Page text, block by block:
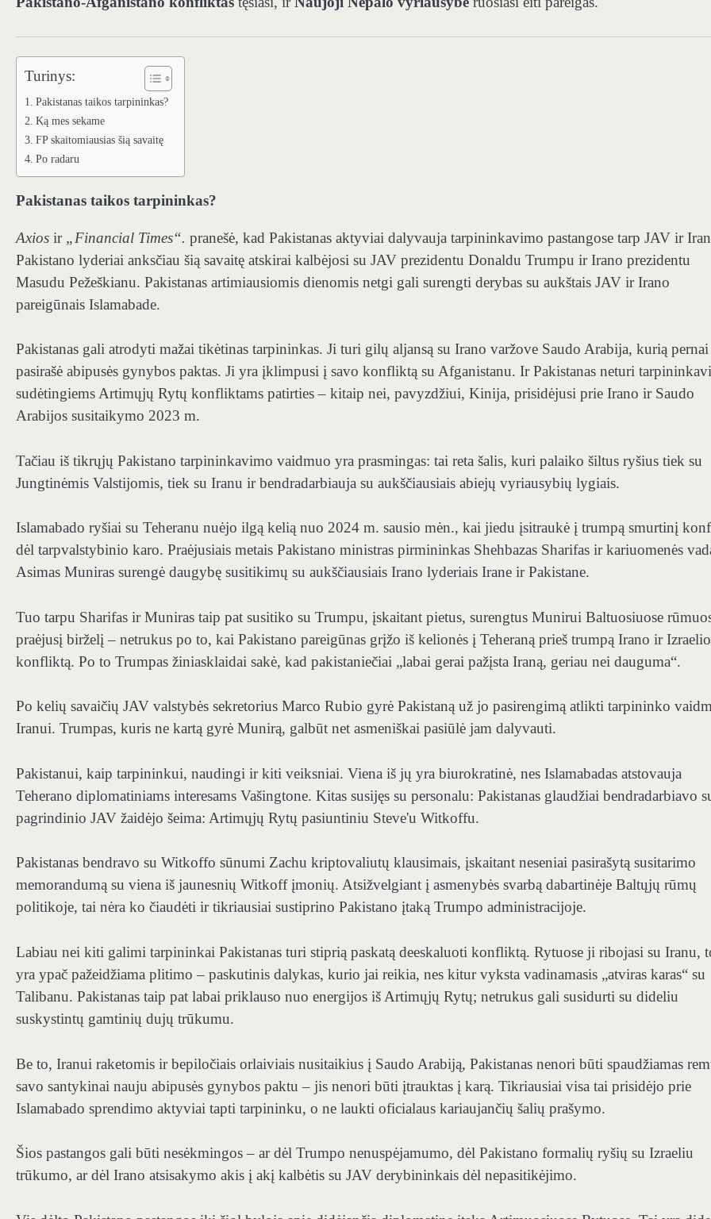
Turinys:
Pakistanas taikos tarpininkas?
Ką mes sekame
FP skaitomiausias šią savaitę
Po radaru
Pakistanas taikos tarpininkas?
Axios ir „Financial Times“. pranešė, kad Pakistanas aktyviai dalyvauja tarpininkavimo pastangose ​​tarp JAV ir
Pakistano lyderiai anksčiau šią savaitę atskirai kalbėjosi su JAV prezidentu Donaldu Trumpu ir Irano prezidentu
Masudu Pežeškianu. Pakistanas artimiausiomis dienomis netgi gali surengti derybas su aukštais JAV ir Irano
pareigūnais Islamabade.
Pakistanas gali atrodyti mažai tikėtinas tarpininkas. Ji turi gilų aljansą su Irano varžove Saudo Arabija, kurią pernai
pasirašė abipusės gynybos paktas. Ji yra įklimpusi į savo konfliktą su Afganistanu. Ir Pakistanas neturi
sudėtingiems Artimųjų Rytų konfliktams patirties – kitaip nei, pavyzdžiui, Kinija, prisidėjusi prie Irano ir Saudo
Arabijos susitaikymo 2023 m.
Tačiau iš tikrųjų Pakistano tarpininkavimo vaidmuo yra prasmingas: tai reta šalis, kuri palaiko šiltus ryšius tiek su
Jungtinėmis Valstijomis, tiek su Iranu ir bendradarbiauja su aukščiausiais abiejų vyriausybių lygiais.
Islamabado ryšiai su Teheranu nuėjo ilgą kelią nuo 2024 m. sausio mėn., kai jiedu įsitraukė į trumpą smurtinį
dėl tarpvalstybinio karo. Praėjusiais metais Pakistano ministras pirmininkas Shehbazas Sharifas ir kariuomenės
Asimas Muniras surengė daugybę susitikimų su aukščiausiais Irano lyderiais Irane ir Pakistane.
Tuo tarpu Sharifas ir Muniras taip pat susitiko su Trumpu, įskaitant pietus, surengtus Munirui Baltuosiuose
praėjusį birželį – netrukus po to, kai Pakistano pareigūnas grįžo iš kelionės į Teheraną prieš trumpą Irano ir Izraelio
konfliktą. Po to Trumpas žiniasklaidai sakė, kad pakistaniečiai „labai gerai pažįsta Iraną, geriau nei dauguma“.
Po kelių savaičių JAV valstybės sekretorius Marco Rubio gyrė Pakistaną už jo pasirengimą atlikti tarpininko
Iranui. Trumpas, kuris ne kartą gyrė Munirą, galbūt net asmeniškai pasiūlė jam dalyvauti.
Pakistanui, kaip tarpininkui, naudingi ir kiti veiksniai. Viena iš jų yra biurokratinė, nes Islamabadas atstovauja
Teherano diplomatiniams interesams Vašingtone. Kitas susijęs su personalu: Pakistanas glaudžiai bendradarbiavo
pagrindinio JAV žaidėjo šeima: Artimųjų Rytų pasiuntiniu Steve'u Witkoffu.
Pakistanas bendravo su Witkoffo sūnumi Zachu kriptovaliutų klausimais, įskaitant neseniai pasirašytą susitarimo
memorandumą su viena iš jaunesnių Witkoff įmonių. Atsižvelgiant į asmenybės svarbą dabartinėje Baltųjų rūmų
politikoje, tai nėra ko čiaudėti ir tikriausiai sustiprino Pakistano įtaką Trumpo administracijoje.
Labiau nei kiti galimi tarpininkai Pakistanas turi stiprią paskatą deeskaluoti konfliktą. Rytuose ji ribojasi su Iranu,
yra ypač pažeidžiama plitimo – paskutinis dalykas, kurio jai reikia, nes kitur vyksta vadinamasis „atviras karas“ su
Talibanu. Pakistanas taip pat labai priklauso nuo energijos iš Artimųjų Rytų; netrukus gali susidurti su dideliu
suskystintų gamtinių dujų trūkumu.
Be to, Iranui raketomis ir bepiločiais orlaiviais nusitaikius į Saudo Arabiją, Pakistanas nenori būti spaudžiamas
savo santykinai nauju abipusės gynybos paktu – jis nenori būti įtrauktas į karą. Tikriausiai visa tai prisidėjo prie
Islamabado sprendimo aktyviai tapti tarpininku, o ne laukti oficialaus kariaujančių šalių prašymo.
Šios pastangos gali būti nesėkmingos – ar dėl Trumpo nenuspėjamumo, dėl Pakistano formalių ryšių su Izraeliu
trūkumo, ar dėl Irano atsisakymo akis į akį kalbėtis su JAV derybininkais dėl nepasitikėjimo.